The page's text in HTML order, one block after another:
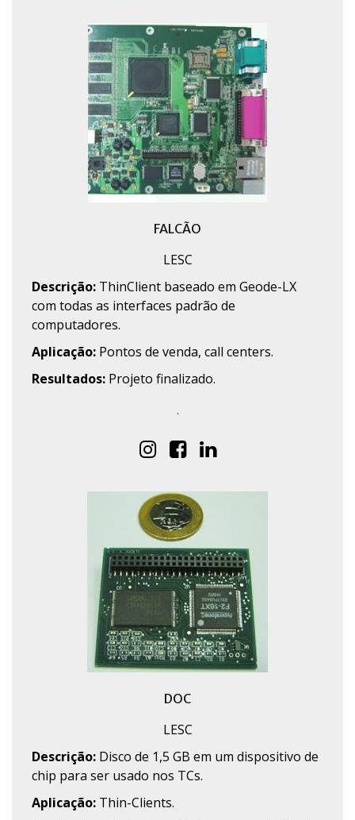
FALCÃO
LESC
Descrição: ThinClient baseado em Geode-LX
com todas as interfaces padrão de
computadores.
Aplicação: Pontos de venda, call centers.
Resultados: Projeto finalizado.
.
DOC
LESC
Descrição: Disco de 1,5 GB em um dispositivo de
chip para ser usado nos TCs.
Aplicação: Thin-Clients.